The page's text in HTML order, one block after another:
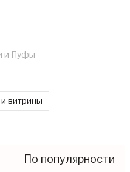
и Пуфы
витрины
По популярности